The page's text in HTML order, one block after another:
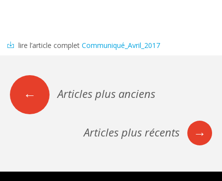
lire l’article complet Communiqué_Avril_2017
Navigation
articles
← Articles plus anciens
Articles plus récents →